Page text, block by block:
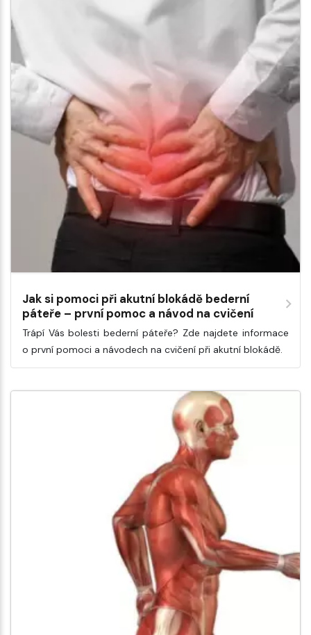
Jak si pomoci při akutní blokádě bederní
páteře – první pomoc a návod na cvičení
Trápí Vás bolesti bederní páteře? Zde najdete informace
o první pomoci a návodech na cvičení při akutní blokádě.